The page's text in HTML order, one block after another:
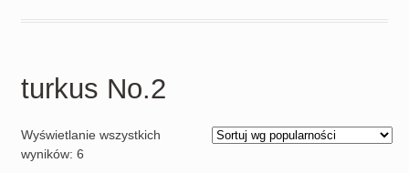
turkus No.2
Wyświetlanie wszystkich
wyników: 6